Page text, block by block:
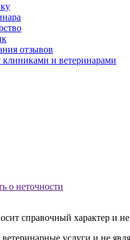
отзывов
клиниками и ветеринарами
о неточности
справочный характер и
услуги и не